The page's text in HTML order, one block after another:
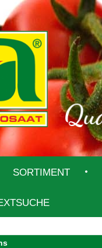
SORTIMENT